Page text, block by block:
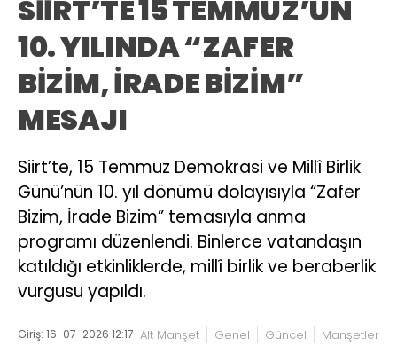
SİİRT’TE 15 TEMMUZ’UN
10. YILINDA “ZAFER
BİZİM, İRADE BİZİM”
MESAJI
Siirt’te, 15 Temmuz Demokrasi ve Millî Birlik
Günü’nün 10. yıl dönümü dolayısıyla “Zafer
Bizim, İrade Bizim” temasıyla anma
programı düzenlendi. Binlerce vatandaşın
katıldığı etkinliklerde, millî birlik ve beraberlik
vurgusu yapıldı.
Giriş: 16-07-2026 12:17 Alt Manşet Genel Güncel Manşetler